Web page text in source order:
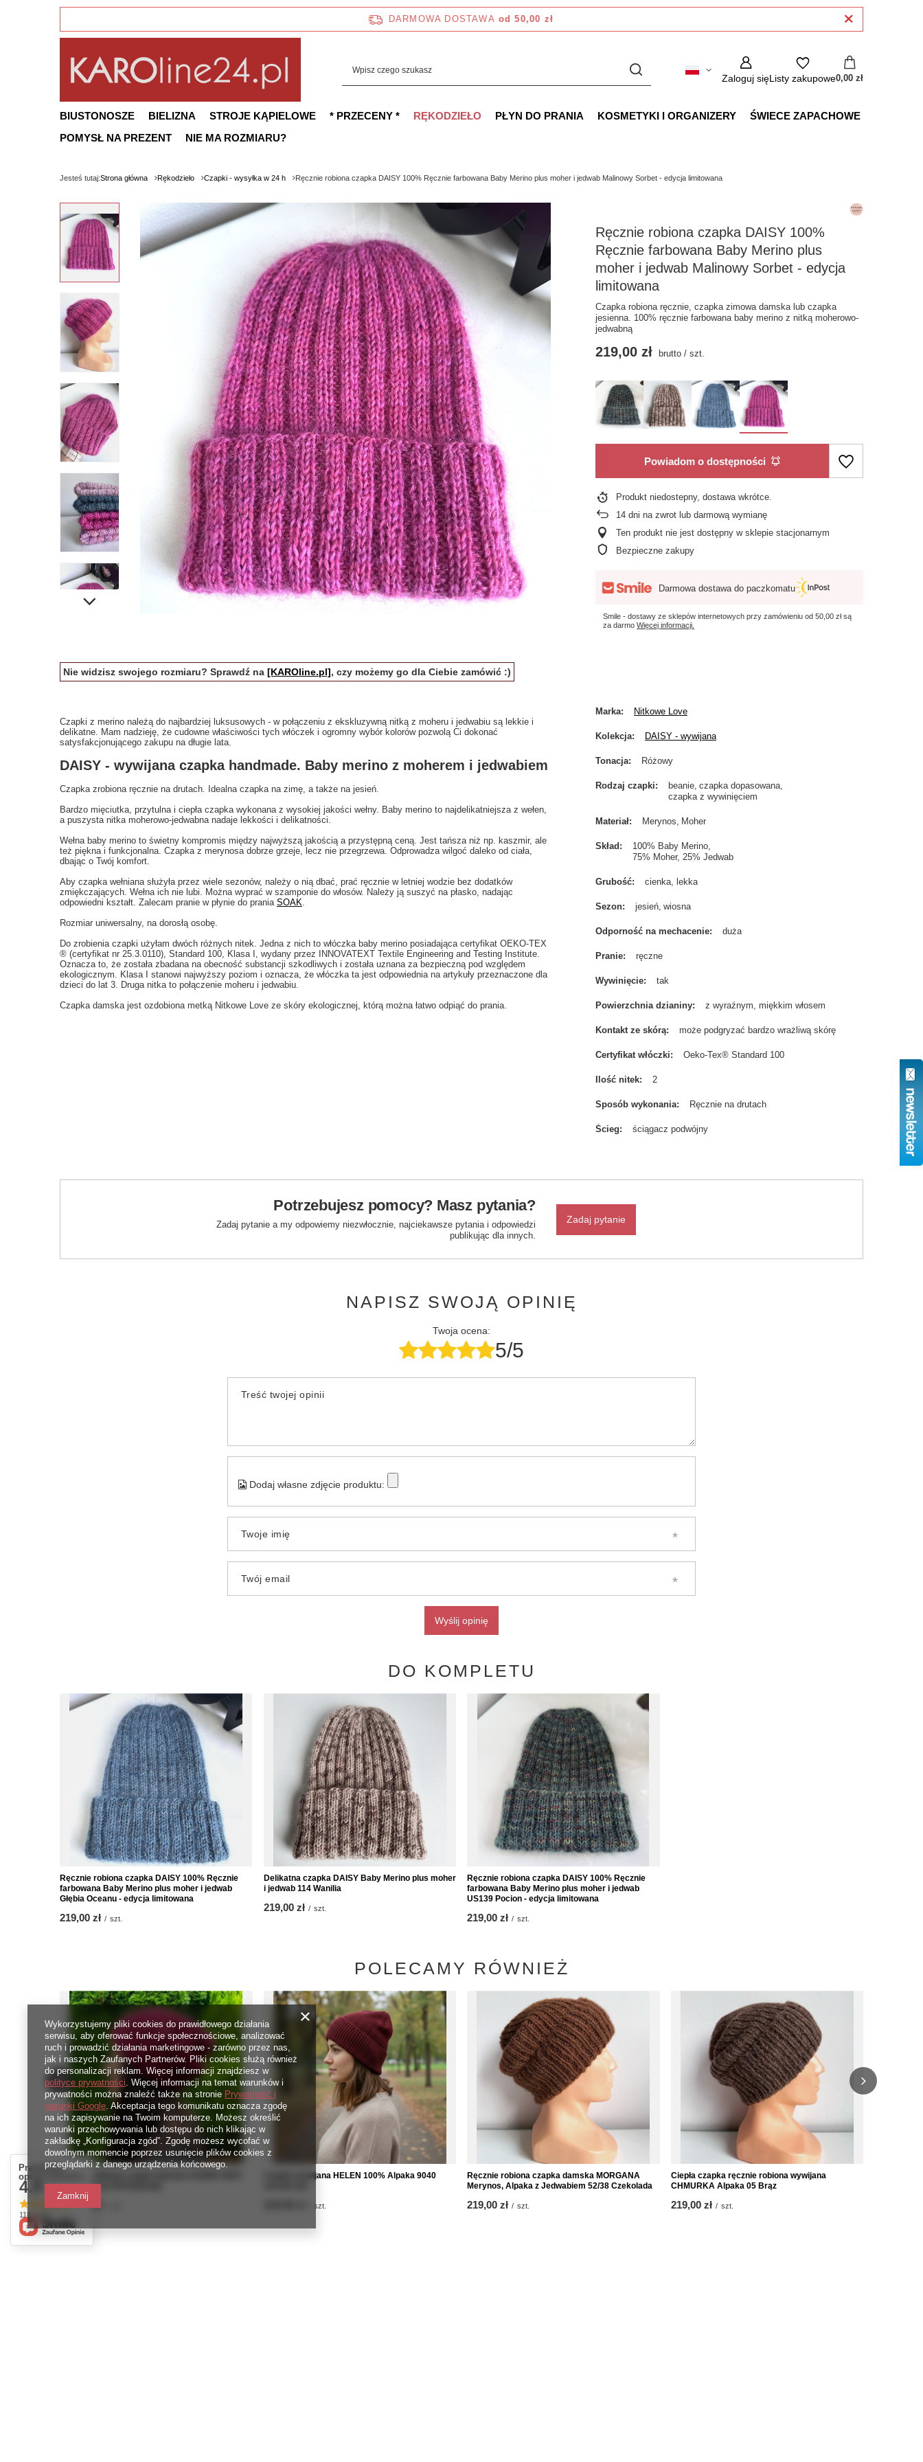
DARMOWA DOSTAWA od 50,00 zł
Zaloguj sięListy zakupowe0,00 zł
BIUSTONOSZE BIELIZNA STROJE KĄPIELOWE * PRZECENY * RĘKODZIEŁO PŁYN DO PRANIA KOSMETYKI I ORGANIZERY
ŚWIECE ZAPACHOWE
POMYSŁ NA PREZENT
NIE MA ROZMIARU?
Jesteś tutaj:Strona główna Rękodzieło Czapki - wysyłka w 24 h Ręcznie robiona czapka DAISY 100% Ręcznie farbowana Baby Merino plus moher i jedwab Malinowy Sorbet - edycja limitowana
Ręcznie robiona czapka DAISY 100%
Ręcznie farbowana Baby Merino plus
moher i jedwab Malinowy Sorbet - edycja
limitowana
Czapka robiona ręcznie, czapka zimowa damska lub czapka
jesienna. 100% ręcznie farbowana baby merino z nitką moherowo-
jedwabną
219,00 zł brutto /szt.
Powiadom o dostępności
Produkt niedostepny, dostawa wkrótce
14 dni na zwrot lub darmową wymianę
Ten produkt nie jest dostępny w sklepie stacjonarnym
Bezpieczne zakupy
Darmowa dostawa do paczkomatu
Smile - dostawy ze sklepów internetowych przy zamówieniu od50,00 złsą
za darmoWięcej informacji.
Nie widzisz swojego rozmiaru? Sprawdź na [KAROline.pl], czy możemy go dla Ciebie zamówić :)
Czapki z merino należą do najbardziej luksusowych - w połączeniu z ekskluzywną nitką z moheru i jedwabiu są lekkie i
delikatne. Mam nadzieję, że cudowne właściwości tych włóczek i ogromny wybór kolorów pozwolą Ci dokonać
satysfakcjonującego zakupu na długie lata.
DAISY - wywijana czapka handmade. Baby merino z moherem i jedwabiem
Czapka zrobiona ręcznie na drutach. Idealna czapka na zimę, a także na jesień.
Bardzo mięciutka, przytulna i ciepła czapka wykonana z wysokiej jakości wełny. Baby merino to najdelikatniejsza z wełen,
a puszysta nitka moherowo-jedwabna nadaje lekkości i delikatności.
Wełna baby merino to świetny kompromis między najwyższą jakością a przystępną ceną. Jest tańsza niż np. kaszmir, ale
też piękna i funkcjonalna. Czapka z merynosa dobrze grzeje, lecz nie przegrzewa. Odprowadza wilgoć daleko od ciała,
dbając o Twój komfort.
Aby czapka wełniana służyła przez wiele sezonów, należy o nią dbać, prać ręcznie w letniej wodzie bez dodatków
zmiękczających. Wełna ich nie lubi. Można wyprać w szamponie do włosów. Należy ją suszyć na płasko, nadając
odpowiedni kształt. Zalecam pranie w płynie do prania SOAK.
Rozmiar uniwersalny, na dorosłą osobę.
Do zrobienia czapki użyłam dwóch różnych nitek. Jedna z nich to włóczka baby merino posiadająca certyfikat OEKO-TEX
® (certyfikat nr 25.3.0110), Standard 100, Klasa I, wydany przez INNOVATEXT Textile Engineering and Testing Institute.
Oznacza to, że została zbadana na obecność substancji szkodliwych i została uznana za bezpieczną pod względem
ekologicznym. Klasa I stanowi najwyższy poziom i oznacza, że włóczka ta jest odpowiednia na artykuły przeznaczone dla
dzieci do lat 3. Druga nitka to połączenie moheru i jedwabiu.
Czapka damska jest ozdobiona metką Nitkowe Love ze skóry ekologicznej, którą można łatwo odpiąć do prania.
Marka Nitkowe Love
Kolekcja DAISY - wywijana
Tonacja Różowy
Rodzaj czapki beanie czapka dopasowana
czapka z wywinięciem
Materiał Merynos Moher
Skład
100% Baby Merino
75% Moher, 25% Jedwab
Grubość cienka, lekka
Sezon jesień wiosna
Odporność na mechacenie duża
Pranie ręczne
Wywinięcie tak
Powierzchnia dzianiny z wyraźnym, miękkim włosem
Kontakt ze skórą może podgryzać bardzo wrażliwą skórę
Certyfikat włóczki Oeko-Tex® Standard 100
Ilość nitek 2
Sposób wykonania Ręcznie na drutach
Ścieg ściągacz podwójny
Potrzebujesz pomocy? Masz pytania?
Zadaj pytanie a my odpowiemy niezwłocznie, najciekawsze pytania i odpowiedzi
publikując dla innych.
Zadaj pytanie
NAPISZ SWOJĄ OPINIĘ
Twoja ocena:
5/5
Treść twojej opinii
Dodaj własne zdjęcie produktu:
Twoje imię
Twój email
Wyślij opinię
DO KOMPLETU
Ręcznie robiona czapka DAISY 100% Ręcznie
farbowana Baby Merino plus moher i jedwab
Głębia Oceanu - edycja limitowana
219,00 zł / szt.
Delikatna czapka DAISY Baby Merino plus moher
i jedwab 114 Wanilia
219,00 zł / szt.
Ręcznie robiona czapka DAISY 100% Ręcznie
farbowana Baby Merino plus moher i jedwab
US139 Pocion - edycja limitowana
219,00 zł / szt.
POLECAMY RÓWNIEŻ
Wełna owcza 08 Rubinowy
189,00 zł
Czapka wywijana HELEN 100% Alpaka 9040
szt.
Ręcznie robiona czapka damska MORGANA
Merynos, Alpaka z Jedwabiem 52/38 Czekolada
219,00 zł / szt.
Ciepła czapka ręcznie robiona wywijana
CHMURKA Alpaka 05 Brąz
219,00 zł / szt.
Prawdziwe
opinie klientów
4.9
118 opinii
Wykorzystujemy pliki cookies do prawidłowego działania
serwisu, aby oferować funkcje społecznościowe, analizować
ruch i prowadzić działania marketingowe - zarówno przez nas,
jak i naszych Zaufanych Partnerów. Pliki cookies służą również
do personalizacji reklam. Więcej informacji znajdziesz w
polityce prywatności. Więcej informacji na temat warunków i
prywatności można znaleźć także na stronie Prywatność i
warunki Google. Akceptacja tego komunikatu oznacza zgodę
na ich zapisywanie na Twoim komputerze. Możesz określić
warunki przechowywania lub dostępu do nich klikając w
zakładkę „Konfiguracja zgód”. Zgodę możesz wycofać w
dowolnym momencie poprzez usunięcie plików cookies z
przeglądarki z danego urządzenia końcowego.
Zamknij